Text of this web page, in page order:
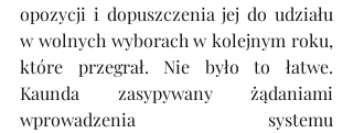
opozycji i dopuszczenia jej do udziału
w wolnych wyborach w kolejnym roku,
które przegrał. Nie było to łatwe.
Kaunda zasypywany żądaniami
wprowadzenia systemu